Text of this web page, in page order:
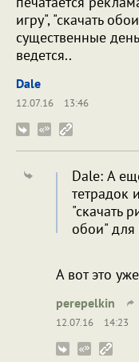
игру", "скачать
существенные
ведется..
Dale
12.07.16
13:46
Dale: А
тетрадок
"скачать
обои" для
А вот это
perepelkin
12.07.16
14:23